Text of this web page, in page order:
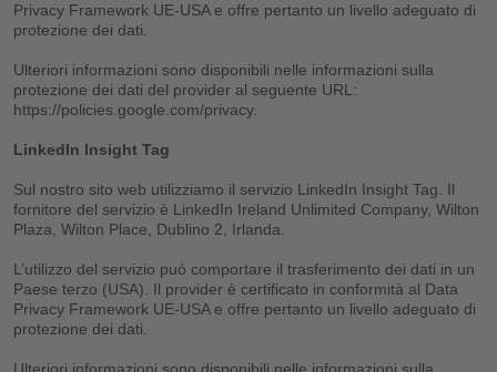
Clanq Kids Banking
Investments
Clan familiare
Programma di raccomandazione
Sicurezza
Privacy Framework UE-USA e offre pertanto un livello adeguato di
protezione dei dati.
Ulteriori informazioni sono disponibili nelle informazioni sulla
protezione dei dati del provider al seguente URL:
https://policies.google.com/privacy.
LinkedIn Insight Tag
Sul nostro sito web utilizziamo il servizio LinkedIn Insight Tag. Il
fornitore del servizio è LinkedIn Ireland Unlimited Company, Wilton
Plaza, Wilton Place, Dublino 2, Irlanda.
L’utilizzo del servizio può comportare il trasferimento dei dati in un
Paese terzo (USA). Il provider è certificato in conformità al Data
Privacy Framework UE-USA e offre pertanto un livello adeguato di
protezione dei dati.